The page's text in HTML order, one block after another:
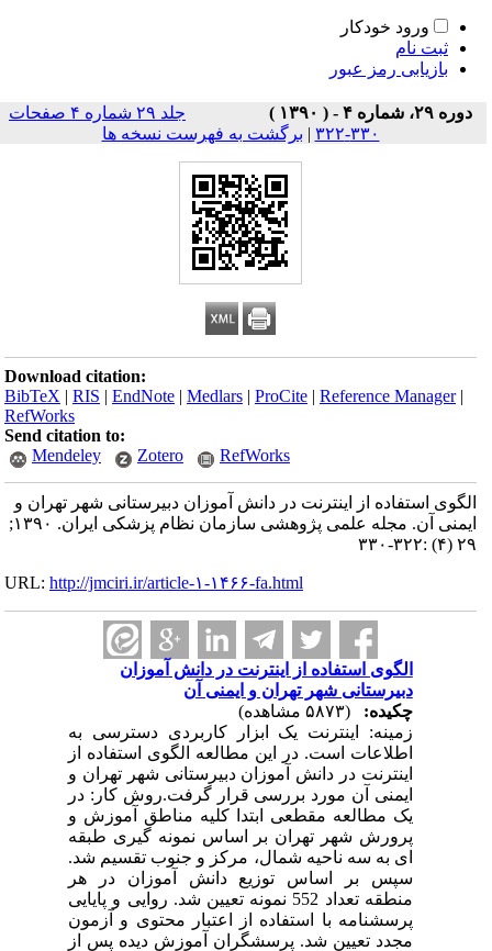
ورود خودکار
ثبت نام
بازیابی رمز عبور
دوره ۲۹، شماره ۴ - ( ۱۳۹۰ )
جلد ۲۹ شماره ۴ صفحات
۳۳۰-۳۲۲
| برگشت به فهرست نسخه ها
Download citation:
BibTeX |RIS |EndNote |Medlars |ProCite |Reference Manager
RefWorks
Send citation to:
Mendeley
Zotero RefWorks
الگوی استفاده از اینترنت در دانش آموزان دبیرستانی شهر تهران و
ایمنی آن. مجله علمی پژوهشی سازمان نظام پزشکی ایران. ۱۳۹۰;
۲۹ (۴) :۳۲۲-۳۳۰
URL:http://jmciri.ir/article-۱-۱۴۶۶-fa.html
الگوی استفاده از اینترنت در دانش آموزان
دبیرستانی شهر تهران و ایمنی آن
چکیده:
زمینه: اینترنت یک ابزار کاربردی دسترسی به
اطلاعات است. در این مطالعه الگوی استفاده از
اینترنت در دانش آموزان دبیرستانی شهر تهران و
ایمنی آن مورد بررسی قرار گرفت.روش کار: در
یک مطالعه مقطعی ابتدا کلیه مناطق آموزش و
پرورش شهر تهران بر اساس نمونه گیری طبقه
ای به سه ناحیه شمال، مرکز و جنوب تقسیم شد.
سپس بر اساس توزیع دانش آموزان در هر
منطقه تعداد 552 نمونه تعیین شد. روایی و پایایی
پرسشنامه با استفاده از اعتبار محتوی و آزمون
مجدد تعیین شد. پرسشگران آموزش دیده پس از